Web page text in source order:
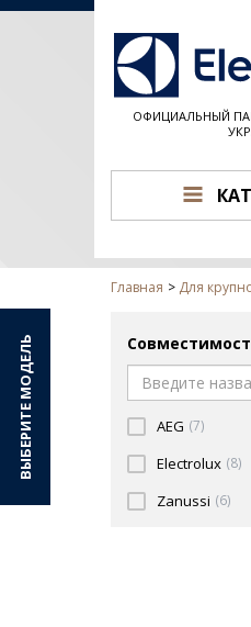
ОФИЦИАЛЬНЫЙ
Главная Для
AEG (7)
Electrolux (8)
Zanussi (6)
ВЫБЕРИТЕ МОДЕЛЬ